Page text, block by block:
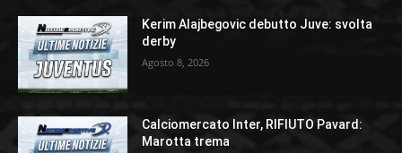
Kerim Alajbegovic debutto Juve: svolta
derby
Agosto 8, 2026
Calciomercato Inter, RIFIUTO Pavard:
Marotta trema